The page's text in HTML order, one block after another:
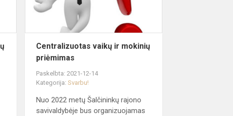
Centralizuotas vaikų ir mokinių
priėmimas
Paskelbta: 2021-12-14
Kategorija:Svarbu!
Nuo 2022 metų Šalčininkų rajono
savivaldybėje bus organizuojamas